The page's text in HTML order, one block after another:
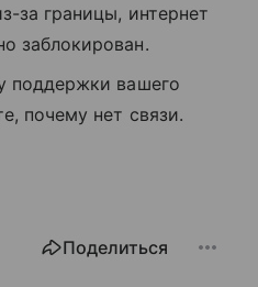
за границы, интернет
заблокирован.
поддержки вашего
почему нет связи.
Поделиться